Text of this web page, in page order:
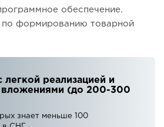
обеспечение.
по формированию товарной
легкой реализацией и
(до 200-300
знает меньше 100